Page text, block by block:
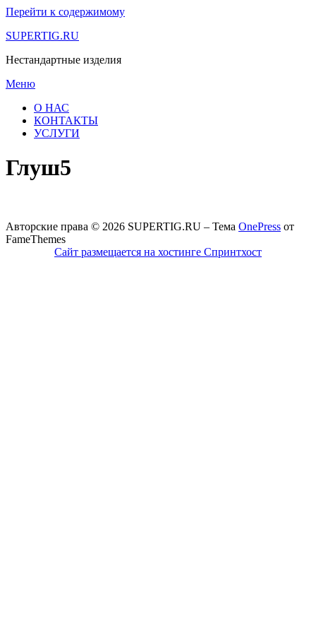
Перейти к содержимому
SUPERTIG.RU
Нестандартные изделия
Меню
О НАС
КОНТАКТЫ
УСЛУГИ
Глуш5
Авторские права © 2026 SUPERTIG.RU – Тема OnePress от
FameThemes
Сайт размещается на хостинге Спринтхост